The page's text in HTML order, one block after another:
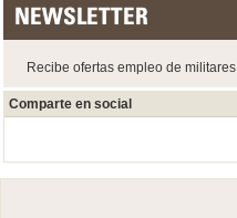
NEWSLETTER
Recibe ofertas empleo de
Comparte en social